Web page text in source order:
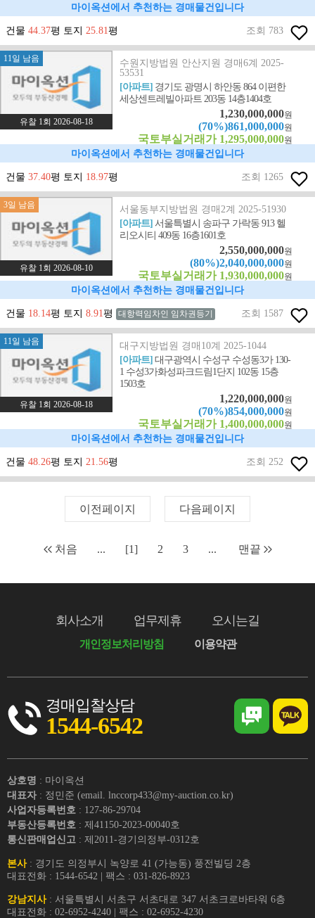
마이옥션에서 추천하는 경매물건입니다
건물 44.37평 토지 25.81평 조회 783
11일 남음
유찰 1회 2026-08-18
수원지방법원 안산지원 경매6계 2025-
53531
[아파트] 경기도 광명시 하안동 864 이편한
세상센트레빌아파트 203동 14층1404호
1,230,000,000원
(70%)861,000,000원
국토부실거래가 1,295,000,000원
마이옥션에서 추천하는 경매물건입니다
건물 37.40평 토지 18.97평 조회 1265
3일 남음
유찰 1회 2026-08-10
서울동부지방법원 경매2계 2025-51930
[아파트]서울특별시 송파구 가락동 913 헬
리오시티 409동 16층1601호
2,550,000,000원
(80%)2,040,000,000원
국토부실거래가 1,930,000,000원
마이옥션에서 추천하는 경매물건입니다
건물 18.14평 토지 8.91평 대항력임차인 임차권등기 조회 1587
11일 남음
유찰 1회 2026-08-18
대구지방법원 경매10계 2025-1044
[아파트]대구광역시 수성구 수성동3가 130-
1 수성3가화성파크드림1단지 102동 15층
1503호
1,220,000,000원
(70%)854,000,000원
국토부실거래가 1,400,000,000원
마이옥션에서 추천하는 경매물건입니다
건물 48.26평 토지 21.56평 조회 252
이전페이지 다음페이지
처음 ... [1] 2 3 ... 맨끝
회사소개 업무제휴 오시는길
개인정보처리방침 이용약관
경매입찰상담
1544-6542
상호명 : 마이옥션
대표자 : 정민준 (email. lnccorp433@my-auction.co.kr)
사업자등록번호 : 127-86-29704
부동산등록번호 : 제41150-2023-00040호
통신판매업신고 : 제2011-경기의정부-0312호
본사: 경기도 의정부시 녹양로 41 (가능동) 풍전빌딩 2층
대표전화 : 1544-6542 | 팩스 : 031-826-8923
강남지사: 서울특별시 서초구 서초대로 347 서초크로바타워 6층
대표전화 : 02-6952-4240 | 팩스 : 02-6952-4230